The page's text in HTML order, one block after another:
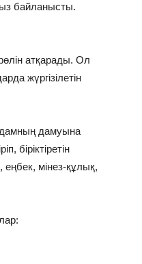
байланысты.
атқарады. Ол
жүргізілетін
дамуына
біріктіретін
мінез-құлық,